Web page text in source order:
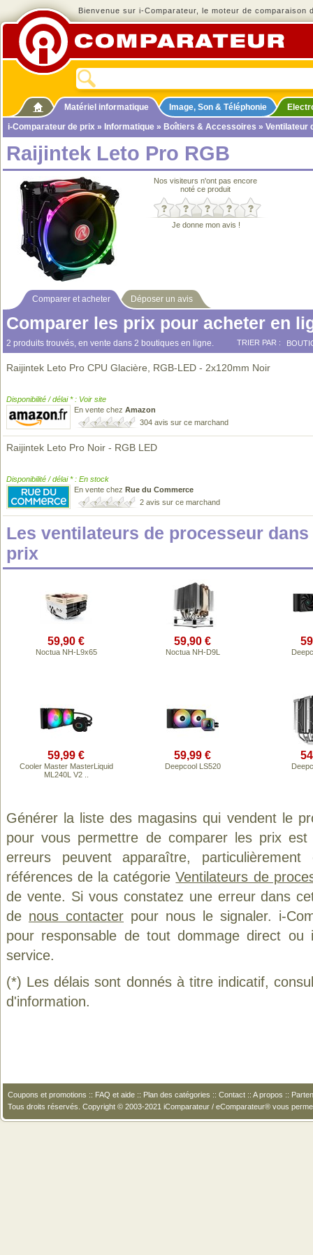
Bienvenue sur i-Comparateur, le moteur de comparaison
Matériel informatique Image, Son & Téléphonie
i-Comparateur de prix » Informatique » Boîtiers & Accessoires » Ventilateur
Raijintek Leto Pro RGB
Nos visiteurs n'ont pas encore
noté ce produit
Je donne mon avis !
Comparer et acheter Déposer un avis
Comparer les prix pour acheter en
2 produits trouvés, en vente dans 2 boutiques en ligne. TRIER PAR :
Raijintek Leto Pro CPU Glacière, RGB-LED - 2x120mm Noir
Disponibilité / délai * : Voir site
En vente chez Amazon
304 avis sur ce marchand
Raijintek Leto Pro Noir - RGB LED
Disponibilité / délai * : En stock
En vente chez Rue du Commerce
2 avis sur ce marchand
Les ventilateurs de processeur dans
prix
59,90 €
Noctua NH-L9x65
59,90 €
Noctua NH-D9L
59,99 €
Cooler Master MasterLiquid
ML240L V2 ..
59,99 €
Deepcool LS520
Générer la liste des magasins qui vendent le
pour vous permettre de comparer les prix
erreurs peuvent apparaître,
références de la catégorieVentilateurs de
de vente. Si vous constatez une erreur dans
de nous contacter pour nous le signaler. i-
pour responsable de tout dommage direct
service.
(*) Les délais sont donnés à titre indicatif,
d'information.
Coupons et promotions :: FAQ et aide :: Plan des catégories :: Contact :: A propos ::
Tous droits réservés. Copyright © 2003-2021 iComparateur / eComparateur® vous